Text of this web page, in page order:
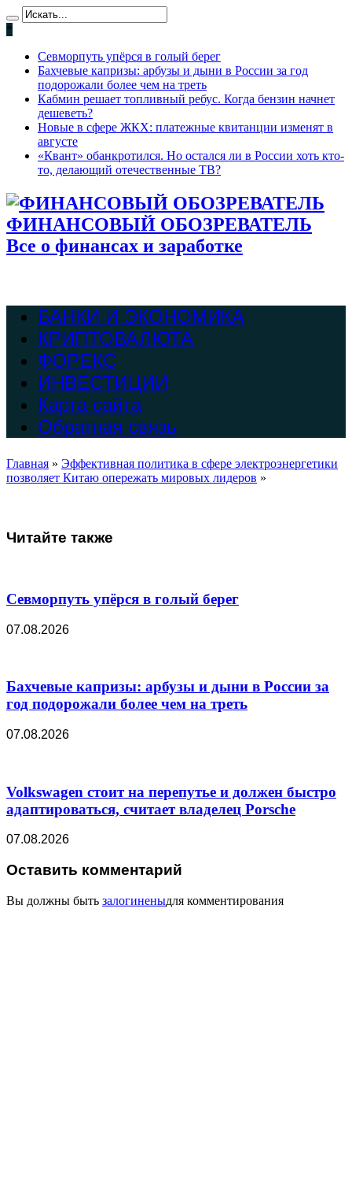
*
Севморпуть упёрся в голый берег
Бахчевые капризы: арбузы и дыни в России за год
подорожали более чем на треть
Кабмин решает топливный ребус. Когда бензин начнет
дешеветь?
Новые в сфере ЖКХ: платежные квитанции изменят в
августе
«Квант» обанкротился. Но остался ли в России хоть кто-
то, делающий отечественные ТВ?
ФИНАНСОВЫЙ ОБОЗРЕВАТЕЛЬ
Все о финансах и заработке
БАНКИ И ЭКОНОМИКА
КРИПТОВАЛЮТА
ФОРЕКС
ИНВЕСТИЦИИ
Карта сайта
Обратная связь
Главная » Эффективная политика в сфере электроэнергетики
позволяет Китаю опережать мировых лидеров »
Читайте также
Севморпуть упёрся в голый берег
07.08.2026
Бахчевые капризы: арбузы и дыни в России за
год подорожали более чем на треть
07.08.2026
Volkswagen стоит на перепутье и должен быстро
адаптироваться, считает владелец Porsche
07.08.2026
Оставить комментарий
Вы должны быть залогиненыдля комментирования